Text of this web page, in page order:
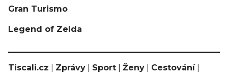
Gran Turismo
Legend of Zelda
Tiscali.cz Zprávy Sport Ženy Cestování|